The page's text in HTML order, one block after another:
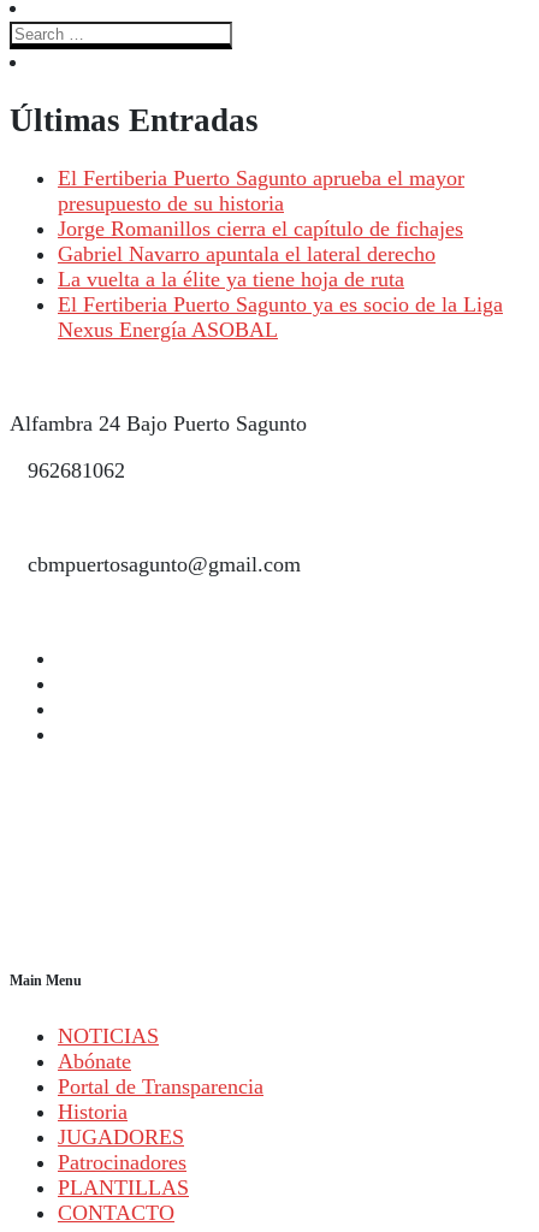
Últimas Entradas
El Fertiberia Puerto Sagunto aprueba el mayor
presupuesto de su historia
Jorge Romanillos cierra el capítulo de fichajes
Gabriel Navarro apuntala el lateral derecho
La vuelta a la élite ya tiene hoja de ruta
El Fertiberia Puerto Sagunto ya es socio de la Liga
Nexus Energía ASOBAL
Alfambra 24 Bajo Puerto Sagunto
962681062
cbmpuertosagunto@gmail.com
Main Menu
NOTICIAS
Abónate
Portal de Transparencia
Historia
JUGADORES
Patrocinadores
PLANTILLAS
CONTACTO